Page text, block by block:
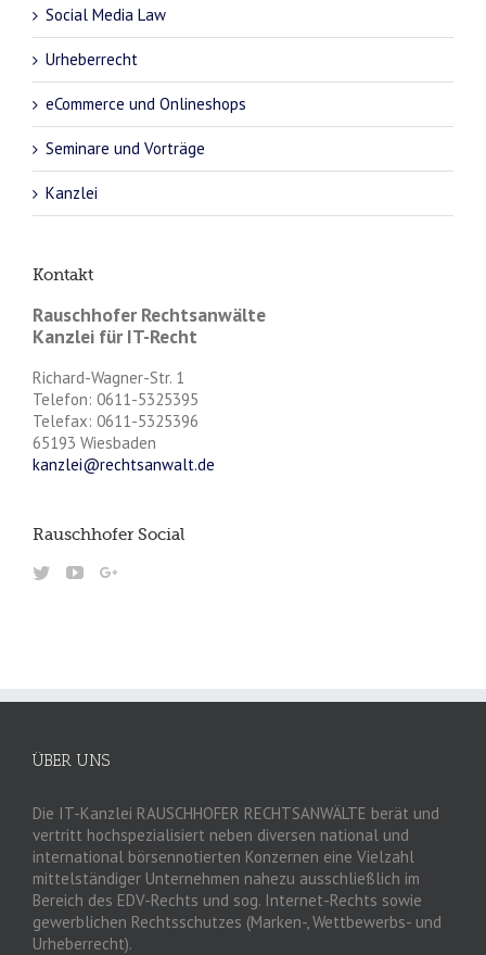
Social Media Law
Urheberrecht
eCommerce und Onlineshops
Seminare und Vorträge
Kanzlei
Kontakt
Rauschhofer Rechtsanwälte
Kanzlei für IT-Recht
Richard-Wagner-Str. 1
Telefon: 0611-5325395
Telefax: 0611-5325396
65193 Wiesbaden
kanzlei@rechtsanwalt.de
Rauschhofer Social
ÜBER UNS
Die IT-Kanzlei RAUSCHHOFER RECHTSANWÄLTE berät und
vertritt hochspezialisiert neben diversen national und
international börsennotierten Konzernen eine Vielzahl
mittelständiger Unternehmen nahezu ausschließlich im
Bereich des EDV-Rechts und sog. Internet-Rechts sowie
gewerblichen Rechtsschutzes (Marken-, Wettbewerbs- und
Urheberrecht).